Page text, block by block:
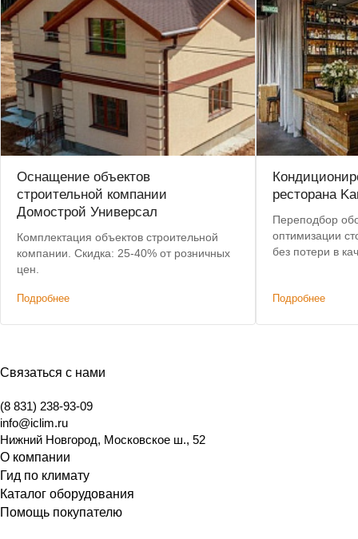
Оснащение объектов
строительной компании
Домострой Универсал
Комплектация объектов строительной
компании. Скидка: 25-40% от розничных
цен.
Подробнее
ресторана
Переподбор
оптимизации
без потери в качестве.
Подробнее
Связаться с нами
(8 831) 238-93-09
info@iclim.ru
Нижний Новгород, Московское ш., 52
О компании
Гид по климату
Каталог оборудования
Помощь покупателю